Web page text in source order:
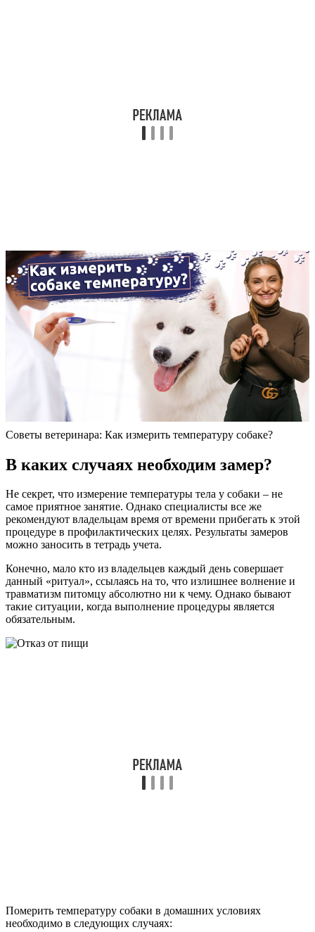
Советы ветеринара: Как измерить температуру собаке?
В каких случаях необходим замер?
Не секрет, что измерение температуры тела у собаки – не
самое приятное занятие. Однако специалисты все же
рекомендуют владельцам время от времени прибегать к этой
процедуре в профилактических целях. Результаты замеров
можно заносить в тетрадь учета.
Конечно, мало кто из владельцев каждый день совершает
данный «ритуал», ссылаясь на то, что излишнее волнение и
травматизм питомцу абсолютно ни к чему. Однако бывают
такие ситуации, когда выполнение процедуры является
обязательным.
Померить температуру собаки в домашних условиях
необходимо в следующих случаях: